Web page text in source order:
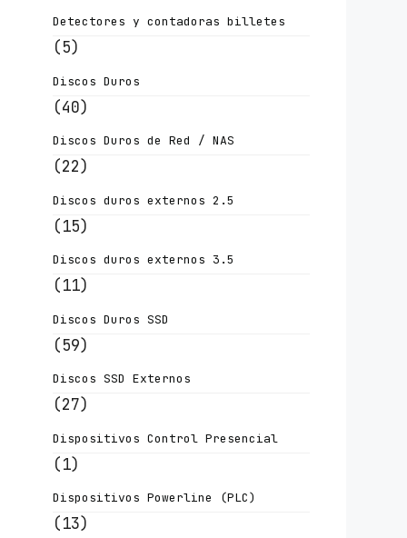
Detectores y contadoras billetes
(5)
Discos Duros
(40)
Discos Duros de Red / NAS
(22)
Discos duros externos 2.5
(15)
Discos duros externos 3.5
(11)
Discos Duros SSD
(59)
Discos SSD Externos
(27)
Dispositivos Control Presencial
(1)
Dispositivos Powerline (PLC)
(13)